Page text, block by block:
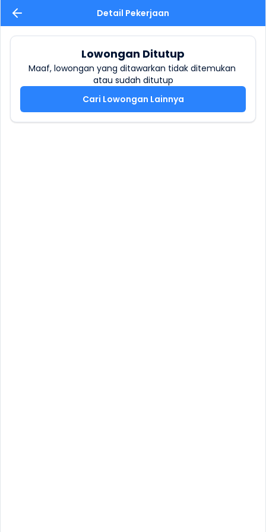
Detail Pekerjaan
Lowongan Ditutup
Maaf, lowongan yang ditawarkan tidak ditemukan
atau sudah ditutup
Cari Lowongan Lainnya